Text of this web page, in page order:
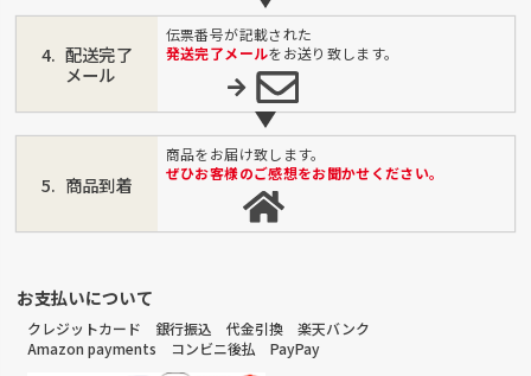
配送完了
メール
伝票番号が記載された
発送完了メールをお送り致します。
商品到着
商品をお届け致します。
ぜひお客様のご感想をお聞かせください。
お支払いについて
クレジットカード 銀行振込 代金引換 楽天バンク
Amazon payments コンビニ後払 PayPay